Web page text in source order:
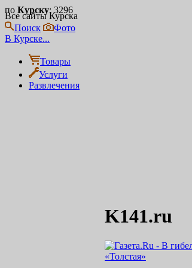
по Курску: 3296
Все сайты Курска
Поиск
Фото
В Курске...
Товары
Услуги
Развлечения
K141.ru